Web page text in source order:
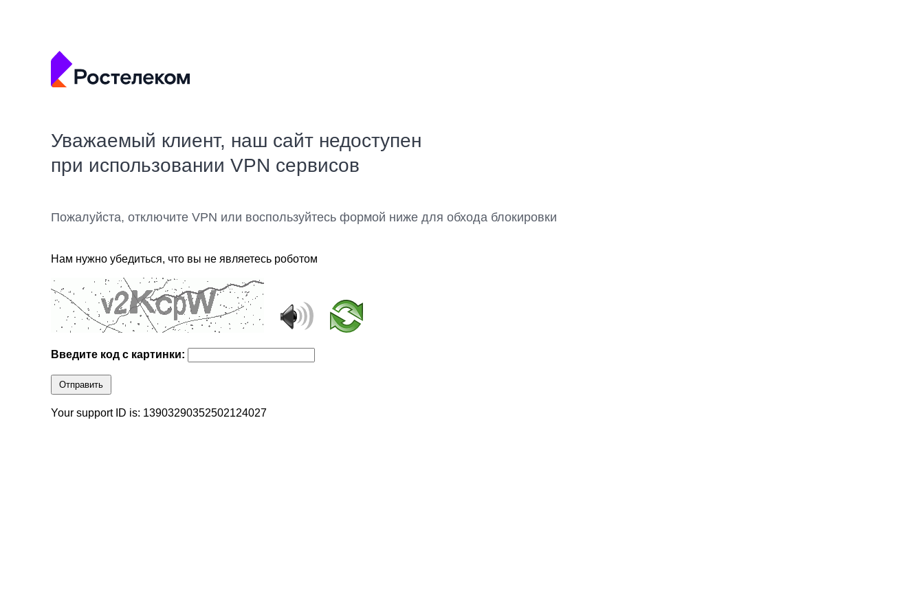
Уважаемый клиент, наш сайт недоступен
при использовании VPN сервисов
Пожалуйста, отключите VPN или воспользуйтесь формой ниже для обхода блокировки
Нам нужно убедиться, что вы не являетесь роботом
Введите код с картинки:
Отправить
Your support ID is: 13903290352502124027